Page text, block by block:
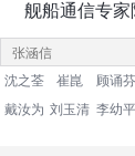
舰船通信专
沈之荃 崔崑 顾诵芬
戴汝为 刘玉清 李幼平